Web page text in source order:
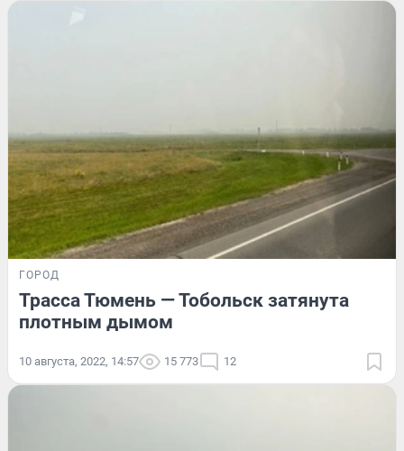
ГОРОД
Трасса Тюмень — Тобольск затянута
плотным дымом
10 августа, 2022, 14:57 15 773 12